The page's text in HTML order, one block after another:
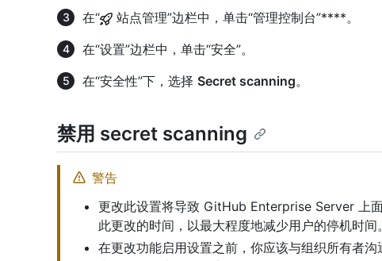
在“
站点管理”边栏中，单击“管理控制台”****。
在“设置”边栏中，单击“安全”。
在“安全性”下，选择 Secret scanning。
禁用 secret scanning
警告
更改此设置将导致 GitHub Enterprise Server 上
此更改的时间，以最大程度地减少用户的停机时间。
在更改功能启用设置之前，你应该与组织所有者